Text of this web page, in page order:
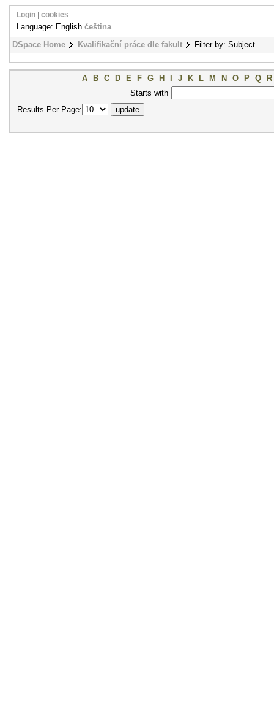
DSpace Home Kvalifikační práce dle fakult Filter by: Subject
Login cookies
Language: English čeština
A B C D E F G H J K L M N O P Q
R
Starts with
Results Per Page: